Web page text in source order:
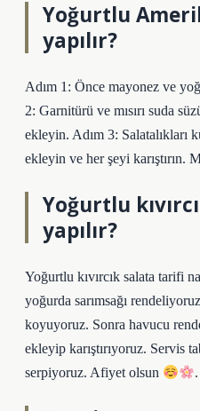
Yoğurtlu
yapılır?
Adım 1: Önce mayonez ve
2: Garnitürü ve mısırı suda
ekleyin. Adım 3: Salatalıkları
ekleyin ve her şeyi karıştırın.
Yoğurtlu
yapılır?
Yoğurtlu kıvırcık salata tarifi
yoğurda sarımsağı
koyuyoruz. Sonra havucu
ekleyip karıştırıyoruz. Servis
serpiyoruz. Afiyet olsun
.